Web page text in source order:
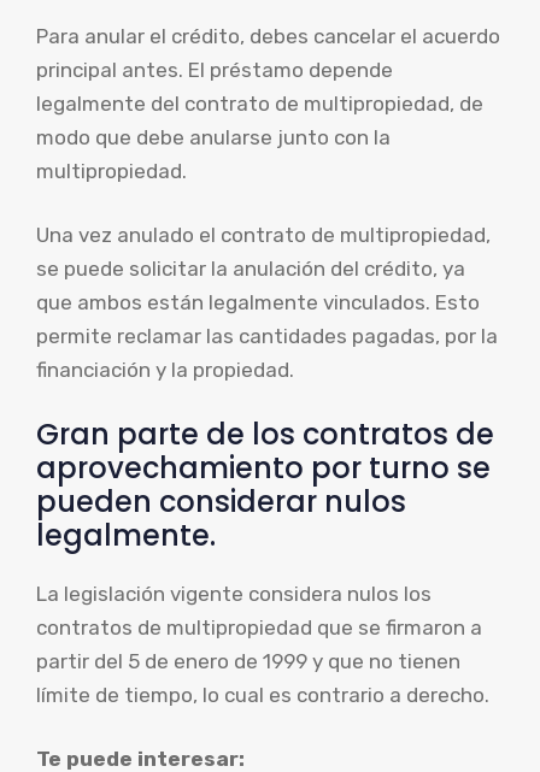
Para anular el crédito, debes cancelar el acuerdo
principal antes. El préstamo depende
legalmente del contrato de multipropiedad, de
modo que debe anularse junto con la
multipropiedad.
Una vez anulado el contrato de multipropiedad,
se puede solicitar la anulación del crédito, ya
que ambos están legalmente vinculados. Esto
permite reclamar las cantidades pagadas, por la
financiación y la propiedad.
Gran parte de los contratos de
aprovechamiento por turno se
pueden considerar nulos
legalmente.
La legislación vigente considera nulos los
contratos de multipropiedad que se firmaron a
partir del 5 de enero de 1999 y que no tienen
límite de tiempo, lo cual es contrario a derecho.
Te puede interesar: